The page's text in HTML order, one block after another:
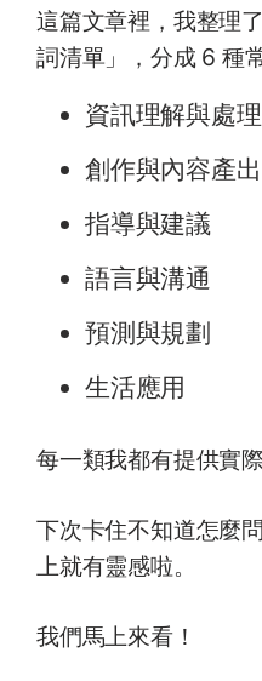
這篇文章裡，我整理
詞清單」，分成 6 種
資訊理解與處理
創作與內容產出
指導與建議
語言與溝通
預測與規劃
生活應用
每一類我都有提供實
下次卡住不知道怎麼
上就有靈感啦。
我們馬上來看！